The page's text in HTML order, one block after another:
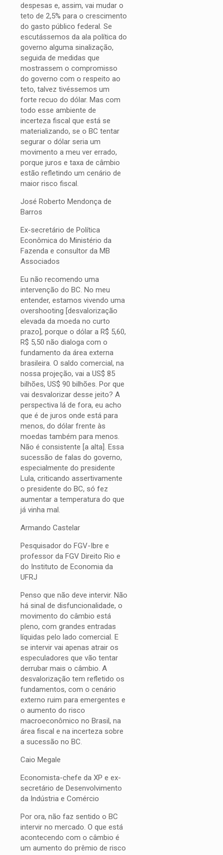
despesas e, assim, vai mudar o
teto de 2,5% para o crescimento
do gasto público federal. Se
escutássemos da ala política do
governo alguma sinalização,
seguida de medidas que
mostrassem o compromisso
do governo com o respeito ao
teto, talvez tivéssemos um
forte recuo do dólar. Mas com
todo esse ambiente de
incerteza fiscal que está se
materializando, se o BC tentar
segurar o dólar seria um
movimento a meu ver errado,
porque juros e taxa de câmbio
estão refletindo um cenário de
maior risco fiscal.
José Roberto Mendonça de
Barros
Ex-secretário de Política
Econômica do Ministério da
Fazenda e consultor da MB
Associados
Eu não recomendo uma
intervenção do BC. No meu
entender, estamos vivendo uma
overshooting [desvalorização
elevada da moeda no curto
prazo], porque o dólar a R$ 5,60,
R$ 5,50 não dialoga com o
fundamento da área externa
brasileira. O saldo comercial, na
nossa projeção, vai a US$ 85
bilhões, US$ 90 bilhões. Por que
vai desvalorizar desse jeito? A
perspectiva lá de fora, eu acho
que é de juros onde está para
menos, do dólar frente às
moedas também para menos.
Não é consistente [a alta]. Essa
sucessão de falas do governo,
especialmente do presidente
Lula, criticando assertivamente
o presidente do BC, só fez
aumentar a temperatura do que
já vinha mal.
Armando Castelar
Pesquisador do FGV-Ibre e
professor da FGV Direito Rio e
do Instituto de Economia da
UFRJ
Penso que não deve intervir. Não
há sinal de disfuncionalidade, o
movimento do câmbio está
pleno, com grandes entradas
líquidas pelo lado comercial. E
se intervir vai apenas atrair os
especuladores que vão tentar
derrubar mais o câmbio. A
desvalorização tem refletido os
fundamentos, com o cenário
externo ruim para emergentes e
o aumento do risco
macroeconômico no Brasil, na
área fiscal e na incerteza sobre
a sucessão no BC.
Caio Megale
Economista-chefe da XP e ex-
secretário de Desenvolvimento
da Indústria e Comércio
Por ora, não faz sentido o BC
intervir no mercado. O que está
acontecendo com o câmbio é
um aumento do prêmio de risco